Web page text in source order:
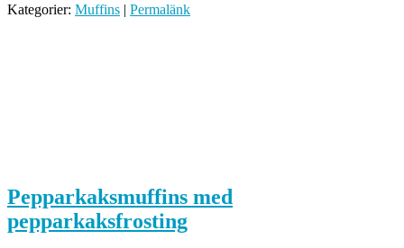
Kategorier: Muffins | Permalänk
Pepparkaksmuffins med
pepparkaksfrosting